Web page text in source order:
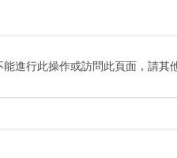
進行此操作或訪問此頁面，請其